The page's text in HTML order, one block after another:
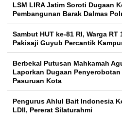
LSM LIRA Jatim Soroti Dugaan
Pembangunan Barak Dalmas
Sambut HUT ke-81 RI, Warga RT
Pakisaji Guyub Percantik
Berbekal Putusan Mahkamah
Laporkan Dugaan
Pasuruan Kota
Pengurus Ahlul Bait Indonesia
LDII, Pererat Silaturahmi